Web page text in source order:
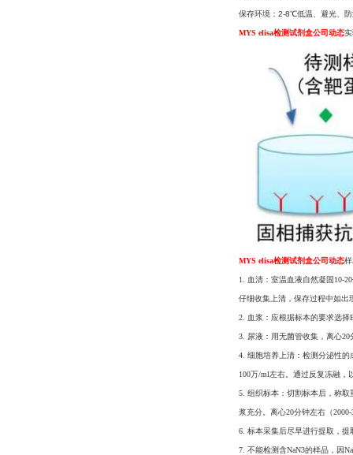
保存环境：2-8℃低温、避光、
MYS elisa检测试剂盒公司动态
MYS elisa检测试剂盒公司动态
1. 血清：室温血液自然凝固10-
仔细收集上清，保存过程中如出
2. 血浆：应根据标本的要求选择
3. 尿液：用无菌管收集，离心
4. 细胞培养上清：检测分泌性的
100万/ml左右。通过反复冻融，
5. 组织标本：切割标本后，称
浆充分。离心20分钟左右（
6. 标本采集后尽早进行提取，
7. 不能检测含NaN3的样品，因